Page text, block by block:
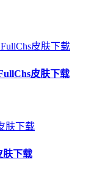
皮肤下载
肤下载